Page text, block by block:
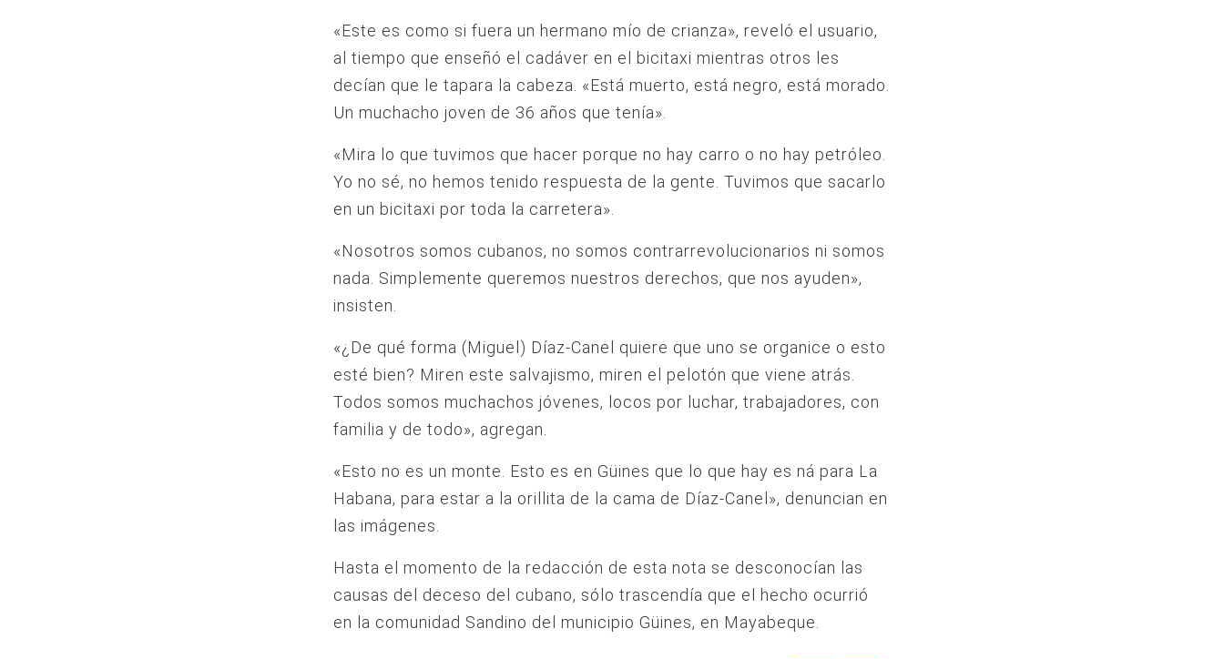
«Este es como si fuera un hermano mío de crianza», reveló el usuario,
al tiempo que enseñó el cadáver en el bicitaxi mientras otros les
decían que le tapara la cabeza. «Está muerto, está negro, está morado.
Un muchacho joven de 36 años que tenía».
«Mira lo que tuvimos que hacer porque no hay carro o no hay petróleo.
Yo no sé, no hemos tenido respuesta de la gente. Tuvimos que sacarlo
en un bicitaxi por toda la carretera».
«Nosotros somos cubanos, no somos contrarrevolucionarios ni somos
nada. Simplemente queremos nuestros derechos, que nos ayuden»,
insisten.
«¿De qué forma (Miguel) Díaz-Canel quiere que uno se organice o esto
esté bien? Miren este salvajismo, miren el pelotón que viene atrás.
Todos somos muchachos jóvenes, locos por luchar, trabajadores, con
familia y de todo», agregan.
«Esto no es un monte. Esto es en Güines que lo que hay es ná para La
Habana, para estar a la orillita de la cama de Díaz-Canel», denuncian en
las imágenes.
Hasta el momento de la redacción de esta nota se desconocían las
causas del deceso del cubano, sólo trascendía que el hecho ocurrió
en la comunidad Sandino del municipio Güines, en Mayabeque.